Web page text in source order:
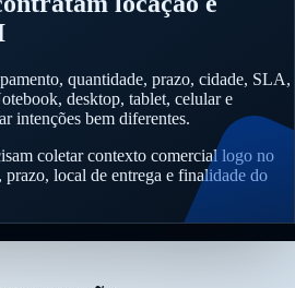
quantidade, prazo, cidade, SLA,
desktop, tablet, celular e
intenções bem diferentes.
coletar contexto comercial logo no
local de entrega e finalidade do